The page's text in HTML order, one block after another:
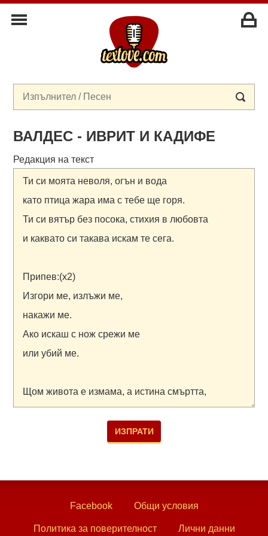
ВАЛДЕС - ИВРИТ И КАДИФЕ
Редакция на текст
Facebook Общи условия
Политика за поверителност Лични данни